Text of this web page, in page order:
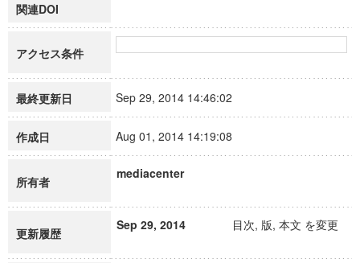
関連DOI
アクセス条件
最終更新日 Sep 29, 2014 14:46:02
作成日 Aug 01, 2014 14:19:08
所有者
mediacenter
更新履歴
Sep 29, 2014 目次, 版, 本文 を変更